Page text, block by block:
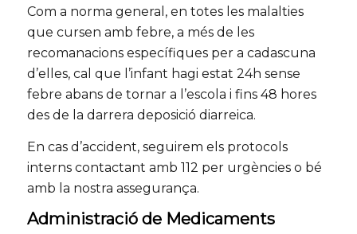
Com a norma general, en totes les malalties
que cursen amb febre, a més de les
recomanacions específiques per a cadascuna
d’elles, cal que l’infant hagi estat 24h sense
febre abans de tornar a l’escola i fins 48 hores
des de la darrera deposició diarreica.
En cas d’accident, seguirem els protocols
interns contactant amb 112 per urgències o bé
amb la nostra assegurança.
Administració de Medicaments